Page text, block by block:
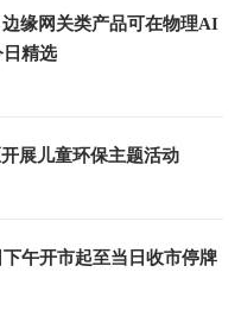
缘网关类产品可在物理AI
精选
展儿童环保主题活动
午开市起至当日收市停牌